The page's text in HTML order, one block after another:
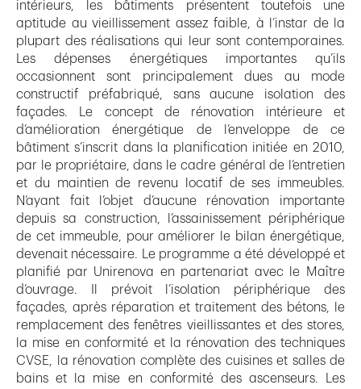
intérieurs, les bâtiments présentent toutefois une
aptitude au vieillissement assez faible, à l’instar de la
plupart des réalisations qui leur sont contemporaines.
Les dépenses énergétiques importantes qu’ils
occasionnent sont principalement dues au mode
constructif préfabriqué, sans aucune isolation des
façades. Le concept de rénovation intérieure et
d’amélioration énergétique de l’enveloppe de ce
bâtiment s’inscrit dans la planification initiée en 2010,
par le propriétaire, dans le cadre général de l’entretien
et du maintien de revenu locatif de ses immeubles.
N’ayant fait l’objet d’aucune rénovation importante
depuis sa construction, l’assainissement périphérique
de cet immeuble, pour améliorer le bilan énergétique,
devenait nécessaire. Le programme a été développé et
planifié par Unirenova en partenariat avec le Maître
d’ouvrage. Il prévoit l’isolation périphérique des
façades, après réparation et traitement des bétons, le
remplacement des fenêtres vieillissantes et des stores,
la mise en conformité et la rénovation des techniques
CVSE, la rénovation complète des cuisines et salles de
bains et la mise en conformité des ascenseurs. Les